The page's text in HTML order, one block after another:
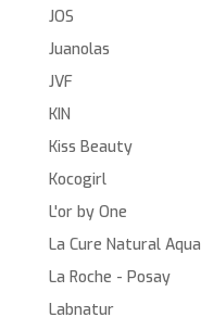
JOS
Juanolas
JVF
KIN
Kiss Beauty
Kocogirl
L'or by One
La Cure Natural Aqua
La Roche - Posay
Labnatur